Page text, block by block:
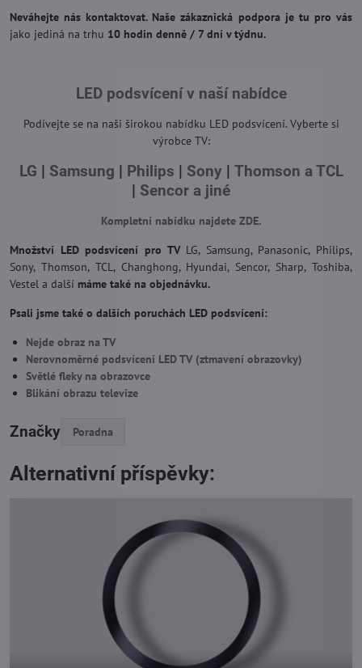
Neváhejte nás kontaktovat. Naše zákaznická podpora je tu pro vás
jako jediná na trhu 10 hodin denně / 7 dní v týdnu.
LED podsvícení v naší nabídce
Podívejte se na naši širokou nabídku LED podsvícení. Vyberte si
výrobce TV:
LG | Samsung | Philips | Sony| Thomson a TCL
| Sencor a jiné
Kompletní nabídku najdete ZDE.
Množství LED podsvícení pro TVLG, Samsung, Panasonic, Philips,
Sony, Thomson, TCL, Changhong, Hyundai, Sencor, Sharp, Toshiba,
Vestel a další máme také na objednávku.
Psali jsme také o dalších poruchách LED podsvícení:
Nejde obraz na TV
Nerovnoměrné podsvícení LED TV (ztmavení obrazovky)
Světlé fleky na obrazovce
Blikání obrazu televize
Značky Poradna
Alternativní příspěvky: